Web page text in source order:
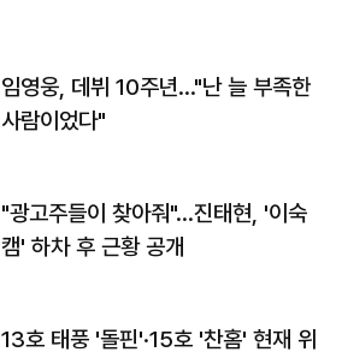
임영웅, 데뷔 10주년…"난 늘 부족한
사람이었다"
"광고주들이 찾아줘"…진태현, '이숙
캠' 하차 후 근황 공개
13호 태풍 '돌핀'·15호 '찬홈' 현재 위